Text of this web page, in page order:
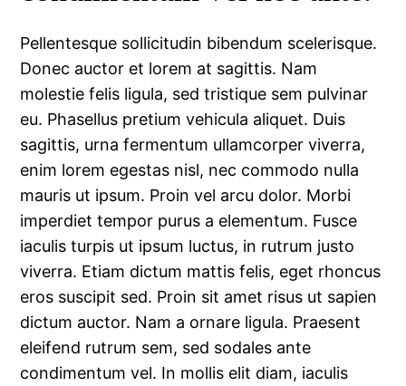
Pellentesque sollicitudin bibendum scelerisque.
Donec auctor et lorem at sagittis. Nam
molestie felis ligula, sed tristique sem pulvinar
eu. Phasellus pretium vehicula aliquet. Duis
sagittis, urna fermentum ullamcorper viverra,
enim lorem egestas nisl, nec commodo nulla
mauris ut ipsum. Proin vel arcu dolor. Morbi
imperdiet tempor purus a elementum. Fusce
iaculis turpis ut ipsum luctus, in rutrum justo
viverra. Etiam dictum mattis felis, eget rhoncus
eros suscipit sed. Proin sit amet risus ut sapien
dictum auctor. Nam a ornare ligula. Praesent
eleifend rutrum sem, sed sodales ante
condimentum vel. In mollis elit diam, iaculis